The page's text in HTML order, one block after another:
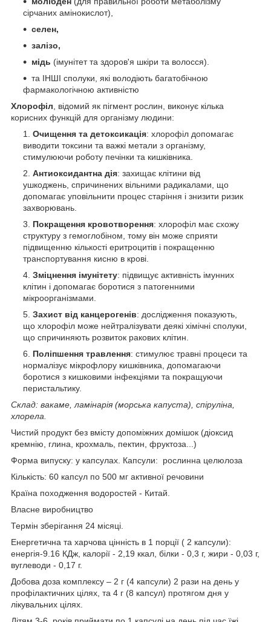
сірчаних амінокислот),
селен,
залізо,
мідь (імунітет та здоров'я шкіри та волосся).
та ІНШІ сполуки, які володіють багатобічною
фармакологічною активністю
Хлорофіл , відомий як пігмент рослин, виконує кілька
корисних функцій для організму людини:
Очищення та детоксикація: хлорофіл допомагає
виводити токсини та важкі метали з організму,
стимулюючи роботу печінки та кишківника.
Антиоксидантна дія: захищає клітини від
ушкоджень, спричинених вільними радикалами, що
допомагає уповільнити процес старіння і знизити ризик
захворювань.
Покращення кровотворення: хлорофіл має схожу
структуру з гемоглобіном, тому він може сприяти
підвищенню кількості еритроцитів і покращенню
транспортування кисню в крові.
Зміцнення імунітету: підвищує активність імунних
клітин і допомагає боротися з патогенними
мікроорганізмами.
Захист від канцерогенів: дослідження показують,
що хлорофіл може нейтралізувати деякі хімічні сполуки,
що спричиняють розвиток ракових клітин.
Поліпшення травлення: стимулює травні процеси та
нормалізує мікрофлору кишківника, допомагаючи
боротися з кишковими інфекціями та покращуючи
перистальтику.
Склад: вакаме, ламінарія (морська капуста), спіруліна,
хлорела.
Чистий продукт без вмісту допоміжних домішок (діоксид
кремнію, глина, крохмаль, пектин, фруктоза...)
Форма випуску: у капсулах. Капсули: рослинна целюлоза
Кількість: 60 капсул по 500 мг активної речовини
Країна походження водоростей - Китай.
Власне виробництво
Термін зберігання 24 місяці.
Енергетична та харчова цінність в 1 порції ( 2 капсули):
енергія-9.16 КДж, калорії - 2,19 ккал, білки - 0,3 г, жири - 0,03 г,
вуглеводи - 0,17 г.
Добова доза комплексу – 2 г (4 капсули) 2 рази на день у
профілактичних цілях, та 4 г (8 капсул) протягом дня у
лікувальних цілях.